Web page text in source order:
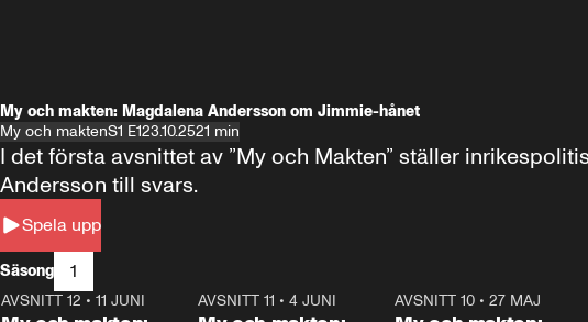
My och makten: Magdalena Andersson om Jimmie-hånet
My och maktenS1 E123.10.2521 min
Spela upp
I det första avsnittet av ”My och Makten” ställer
Andersson till svars.
Säsong 1
26:27
AVSNITT 12 • 11 JUNI 23:40
AVSNITT 11 •4 JUNI AVSNITT 10 •27 MAJ